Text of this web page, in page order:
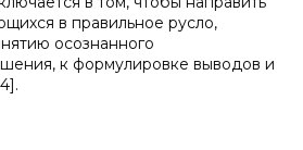
в правильное русло,
осознанного
к формулировке выводов и